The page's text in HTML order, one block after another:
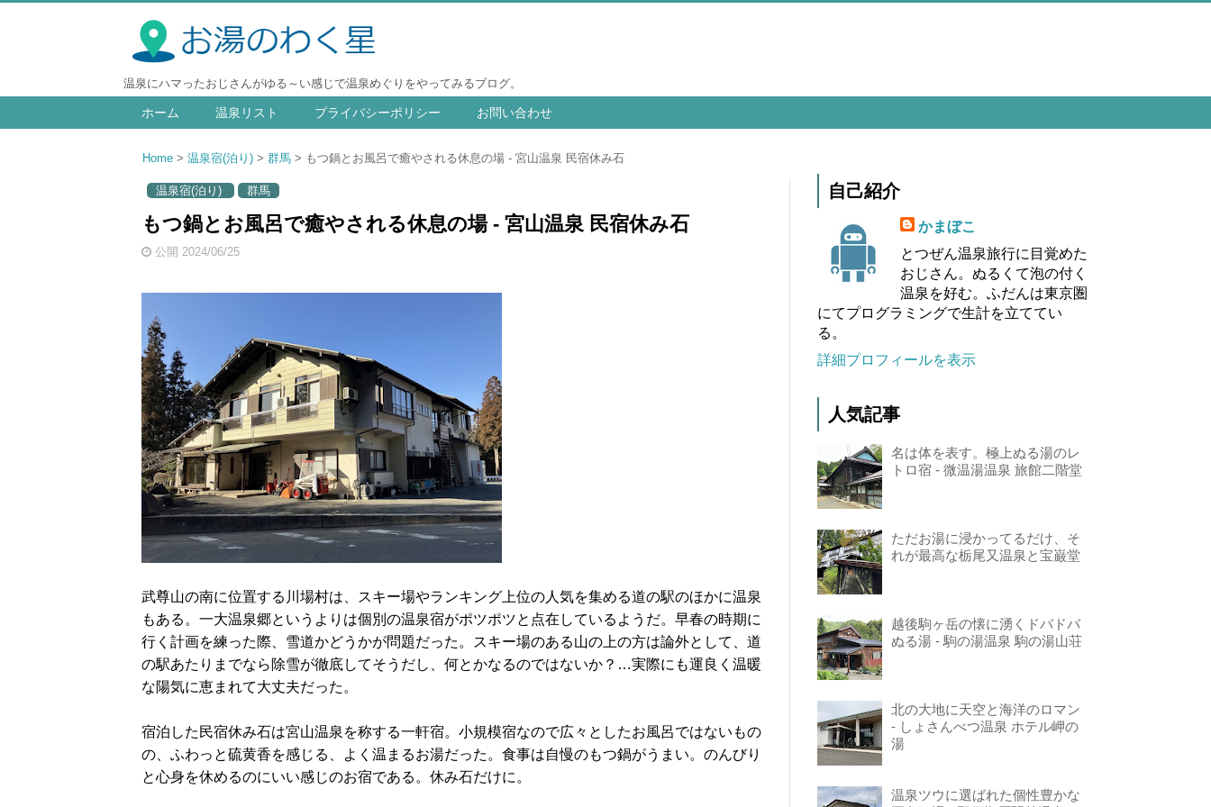
温泉にハマったおじさんがゆる～い感じで温泉めぐりをやってみるブログ。
ホーム 温泉リスト プライバシーポリシー お問い合わせ
Home 温泉宿(泊り) 群馬 もつ鍋とお風呂で癒やされる休息の場 - 宮山温泉 民宿休み石
温泉宿(泊り) 群馬
もつ鍋とお風呂で癒やされる休息の場 - 宮山温泉 民宿休み石
公開 2024/06/25
武尊山の南に位置する川場村は、スキー場やランキング上位の人気を集める道の駅のほかに温泉
もある。一大温泉郷というよりは個別の温泉宿がポツポツと点在しているようだ。早春の時期に
行く計画を練った際、雪道かどうかが問題だった。スキー場のある山の上の方は論外として、道
の駅あたりまでなら除雪が徹底してそうだし、何とかなるのではないか？…実際にも運良く温暖
な陽気に恵まれて大丈夫だった。
宿泊した民宿休み石は宮山温泉を称する一軒宿。小規模宿なので広々としたお風呂ではないもの
の、ふわっと硫黄香を感じる、よく温まるお湯だった。食事は自慢のもつ鍋がうまい。のんびり
と心身を休めるのにいい感じのお宿である。休み石だけに。
自己紹介
かまぼこ
とつぜん温泉旅行に目覚めた
おじさん。ぬるくて泡の付く
温泉を好む。ふだんは東京圏
にてプログラミングで生計を立ててい
る。
詳細プロフィールを表示
人気記事
名は体を表す。極上ぬる湯のレ
トロ宿 - 微温湯温泉 旅館二階堂
ただお湯に浸かってるだけ、そ
れが最高な栃尾又温泉と宝巌堂
越後駒ヶ岳の懐に湧くドバドバ
ぬる湯 - 駒の湯温泉 駒の湯山荘
北の大地に天空と海洋のロマン
- しょさんべつ温泉 ホテル岬の
湯
温泉ツウに選ばれた個性豊かな